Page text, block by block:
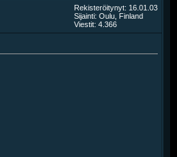
Rekisteröitynyt: 16.01.03
Sijainti: Oulu, Finland
Viestit: 4.366